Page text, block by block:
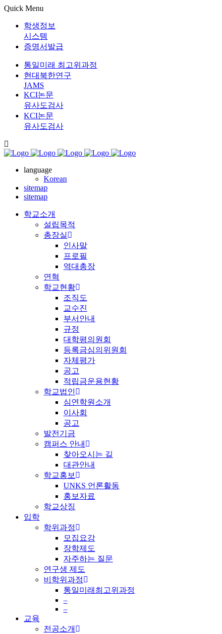
Quick Menu
학생정보
시스템
증명서발급
통일미래 최고위과정
현대북한연구
JAMS
KCI논문
유사도검사
KCI논문
유사도검사
language
Korean
sitemap
sitemap
학교소개
설립목적
총장실
인사말
프로필
역대총장
연혁
학교현황
조직도
교수진
부서안내
규정
대학평의원회
등록금심의위원회
자체평가
공고
적립금운용현황
학교법인
심연학원소개
이사회
공고
발전기금
캠퍼스 안내
찾아오시는 길
대관안내
학교홍보
UNKS 언론활동
홍보자료
학교상징
입학
학위과정
모집요강
장학제도
자주하는 질문
연구생 제도
비학위과정
통일미래최고위과정
–
–
교육
전공소개